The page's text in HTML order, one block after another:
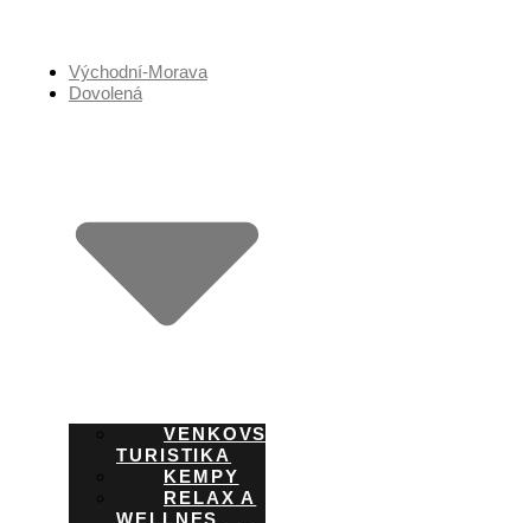
Východní-Morava
Dovolená
VENKOVSKÁ
TURISTIKA
KEMPY
RELAX A
WELLNES